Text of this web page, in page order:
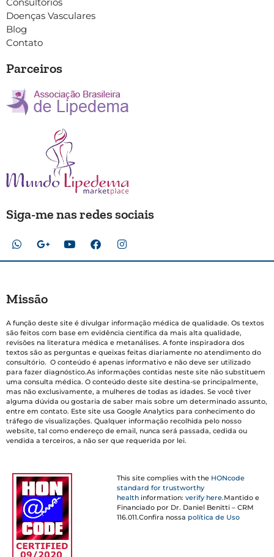
Doenças Vasculares
Blog
Contato
Parceiros
Siga-me nas redes sociais
Missão
A função deste site é divulgar informação médica de qualidade. Os textos
são feitos com base em evidência científica da mais alta qualidade,
revisões na literatura médica e metanálises. A fonte inspiradora dos
textos são as perguntas e queixas feitas diariamente no atendimento do
consultório. O conteúdo é apenas informativo e não deve ser utilizado
para fazer diagnóstico.As informações contidas neste site não substituem
uma consulta médica. O conteúdo deste site destina-se principalmente,
mas não exclusivamente, a mulheres de todas as idades. Se você tiver
alguma dúvida ou gostaria de saber mais sobre um determinado assunto,
entre em contato. Este site usa Google Analytics para conhecimento do
tráfego de visualizações. Qualquer informação recolhida pelo nosso
website, tal como endereço de email, nunca será passada, cedida ou
vendida a terceiros, a não ser que requerida por lei.
This site complies with the HONcode
standard for trustworthy
health information:verify here.Mantido e
Financiado por Dr. Daniel Benitti – CRM
116.011.Confira nossa política de Uso